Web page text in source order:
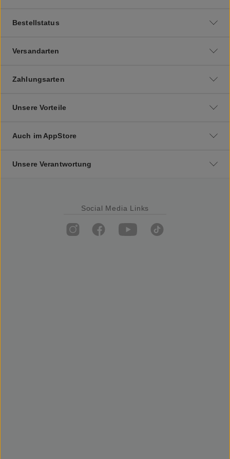
Bestellstatus
Versandarten
Zahlungsarten
Unsere Vorteile
Auch im AppStore
Unsere Verantwortung
Social Media Links